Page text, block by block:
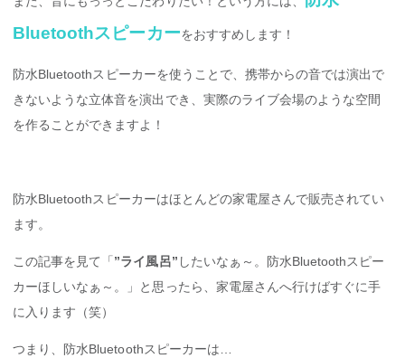
Bluetoothスピーカーをおすすめします！
防水Bluetoothスピーカーを使うことで、携帯からの音では演出で
きないような立体音を演出でき、実際のライブ会場のような空間
を作ることができますよ！
防水Bluetoothスピーカーはほとんどの家電屋さんで販売されてい
ます。
この記事を見て「 ”ライ風呂” したいなぁ～。防水Bluetoothスピー
カーほしいなぁ～。」と思ったら、家電屋さんへ行けばすぐに手
に入ります（笑）
つまり、防水Bluetoothスピーカーは…